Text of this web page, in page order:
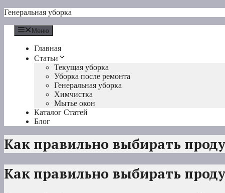
Перейти
содержимому
Генеральная уборка
Меню
Главная
Статьи
Текущая уборка
Уборка после ремонта
Генеральная уборка
Химчистка
Мытье окон
Каталог Статей
Блог
Как правильно выбирать
Как правильно выбирать